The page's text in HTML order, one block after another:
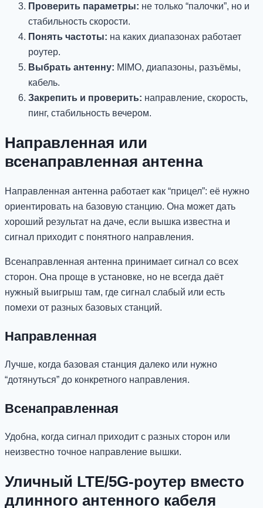
Проверить параметры: не только “палочки”, но и
стабильность скорости.
Понять частоты: на каких диапазонах работает
роутер.
Выбрать антенну: MIMO, диапазоны, разъёмы,
кабель.
Закрепить и проверить: направление, скорость,
пинг, стабильность вечером.
Направленная или
всенаправленная антенна
Направленная антенна работает как “прицел”: её нужно
ориентировать на базовую станцию. Она может дать
хороший результат на даче, если вышка известна и
сигнал приходит с понятного направления.
Всенаправленная антенна принимает сигнал со всех
сторон. Она проще в установке, но не всегда даёт
нужный выигрыш там, где сигнал слабый или есть
помехи от разных базовых станций.
Направленная
Лучше, когда базовая станция далеко или нужно
“дотянуться” до конкретного направления.
Всенаправленная
Удобна, когда сигнал приходит с разных сторон или
неизвестно точное направление вышки.
Уличный LTE/5G-роутер вместо
длинного антенного кабеля